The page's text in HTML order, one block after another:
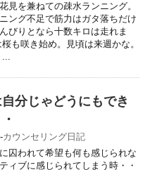
見を兼ねての疎水ランニング。
ング不足で筋力はガタ落ちだけ
びりとなら十数キロは走れま
も咲き始め。見頃は来週かな。
...
分じゃどうにもでき
-カウンセリング日記
囚われて希望も何も感じられな
ィブに感じられてしまう時・・